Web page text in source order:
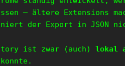
– ältere Extensions
der Export in JSON
ist zwar (auch) lokal
konnte.